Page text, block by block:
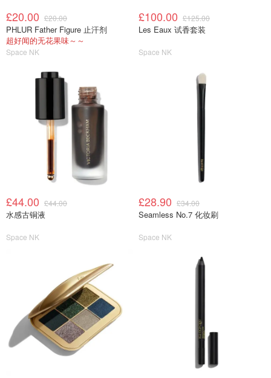
£20.00 £20.00
PHLUR Father Figure 止汗剂
超好闻的无花果味～～
Space NK
£100.00 £125.00
Les Eaux 试香套装
Space NK
£44.00 £44.00
水感古铜液
Space NK
£28.90 £34.00
Seamless No.7 化妆刷
Space NK